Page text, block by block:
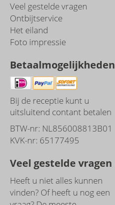
Veel gestelde vragen
Ontbijtservice
Het eiland
Foto impressie
Betaalmogelijkheden
Bij de receptie kunt u
uitsluitend contant betalen
BTW-nr: NL856008813B01
KVK-nr: 65177495
Veel gestelde vragen
Heeft u niet alles kunnen
vinden? Of heeft u nog een